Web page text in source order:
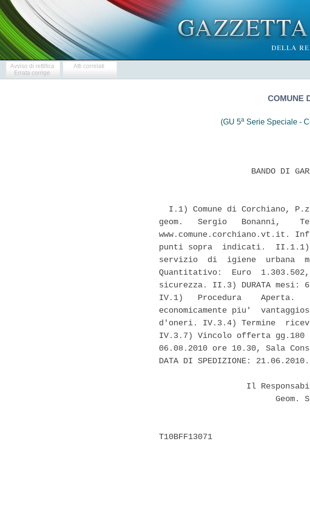
Avviso di rettifica
Errata corrige
Atti correlati
COMUNE
(GU 5a Serie Speciale -
BANDO DI
I.1) Comune di Corchiano,
geom.   Sergio   Bonanni,
www.comune.corchiano.vt.it.
punti sopra  indicati.
servizio  di  igiene  urbana
Quantitativo:  Euro
sicurezza. II.3) DURATA mesi:
IV.1)   Procedura    Aperta.
economicamente piu'
d'oneri. IV.3.4) Termine
IV.3.7) Vincolo offerta
06.08.2010 ore 10.30, Sala
DATA DI SPEDIZIONE: 21.06.2010.
Il
Geom.